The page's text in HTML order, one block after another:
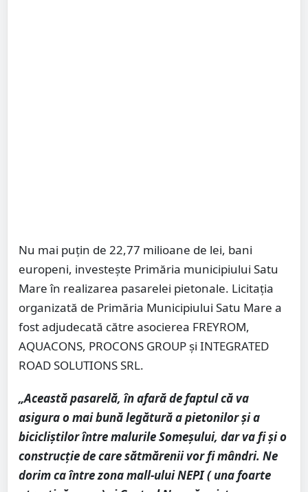
Nu mai puțin de 22,77 milioane de lei, bani
europeni, investește Primăria municipiului Satu
Mare în realizarea pasarelei pietonale. Licitația
organizată de Primăria Municipiului Satu Mare a
fost adjudecată către asocierea FREYROM,
AQUACONS, PROCONS GROUP și INTEGRATED
ROAD SOLUTIONS SRL.
„Această pasarelă, în afară de faptul că va
asigura o mai bună legătură a pietonilor și a
bicicliștilor între malurile Someșului, dar va fi și o
construcție de care sătmărenii vor fi mândri. Ne
dorim ca între zona mall-ului NEPI ( una foarte